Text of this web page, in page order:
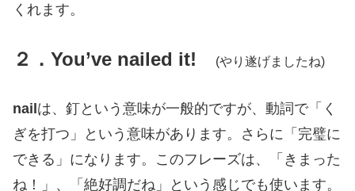
くれます。
２．You’ve nailed it! (やり遂げましたね)
nailは、釘という意味が一般的ですが、動詞で「く
ぎを打つ」という意味があります。さらに「完璧に
できる」になります。このフレーズは、「きまった
ね！」、「絶好調だね」という感じでも使います。